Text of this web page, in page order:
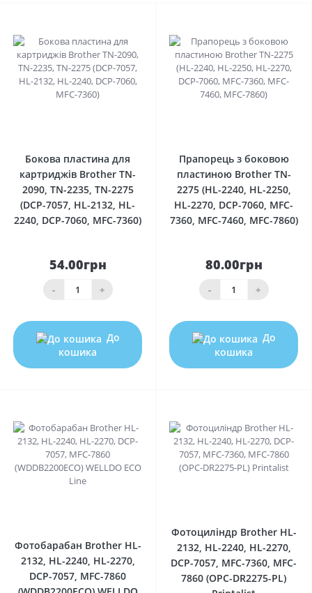
Бокова пластина для
картриджів Brother TN-
2090, TN-2235, TN-2275
(DCP-7057, HL-2132, HL-
2240, DCP-7060, MFC-7360)
54.00грн
- +
До
кошика
Прапорець з боковою
пластиною Brother TN-
2275 (HL-2240, HL-2250,
HL-2270, DCP-7060, MFC-
7360, MFC-7460, MFC-7860)
80.00грн
- +
До
кошика
Фотобарабан Brother HL-
2132, HL-2240, HL-2270,
DCP-7057, MFC-7860
Фотоциліндр Brother HL-
2132, HL-2240, HL-2270,
DCP-7057, MFC-7360, MFC-
7860 (OPC-DR2275-PL)